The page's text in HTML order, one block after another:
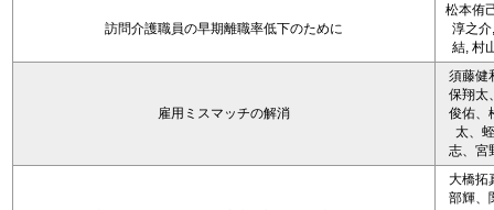
訪問介護職員の早期離職率低下のために
松本侑
淳之介
結, 村
雇用ミスマッチの解消
須藤健
保翔太
俊佑、
太、
志、宮
大橋拓
部輝、